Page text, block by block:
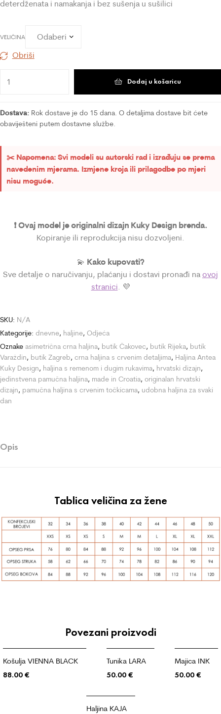
deterdženata i namakanja i bez sušenja u sušilici
VELIČINA
Obriši
Dodaj u košaricu
Dostava: Rok dostave je do 15 dana. O detaljima dostave bit ćete
obaviješteni putem dostavne službe.
✂️ Napomena: Svi modeli su autorski rad i izrađuju se prema
navedenim mjerama. Izmjene kroja ili prilagodbe po mjeri
nisu moguće.
❗ Ovaj model je originalni dizajn Kuky Design brenda.
Kopiranje ili reprodukcija nisu dozvoljeni.
💫 Kako kupovati?
Sve detalje o naručivanju, plaćanju i dostavi pronađi na ovoj
stranici. 💜
SKU: N/A
Kategorije: dnevne, haljine, Odjeća
Oznake asimetrična crna haljina, butik Čakovec, butik Rijeka, butik
Varaždin, butik Zagreb, crna haljina s crvenim detaljima, Haljina Antea
Kuky Design, haljina s remenom i dugim rukavima, hrvatski dizajn,
jedinstvena pamučna haljina, made in Croatia, originalan hrvatski
dizajn, pamučna haljina s crvenim točkicama, udobna haljina za svaki
dan
Opis
Tablica veličina za žene
Povezani proizvodi
Košulja VIENNA BLACK
88.00 €
Tunika LARA
50.00 €
Majica INK
50.00€
Haljina KAJA